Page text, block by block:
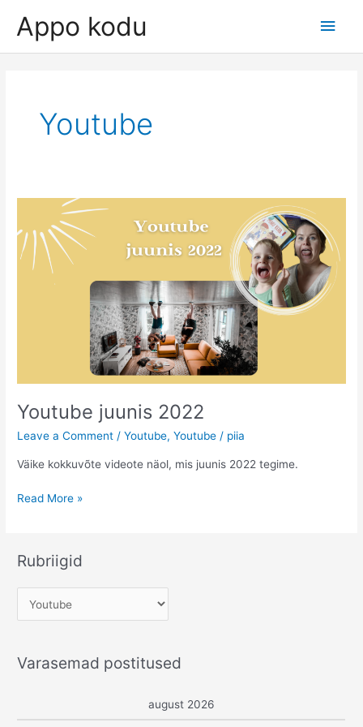
content
Appo kodu
Main
Youtube
Youtube juunis 2022
Leave a Comment /Youtube,Youtube / piia
Väike kokkuvõte videote näol, mis juunis 2022 tegime.
Youtube
Read More »
Rubriigid
u
r
Varasemad postitused
august 2026